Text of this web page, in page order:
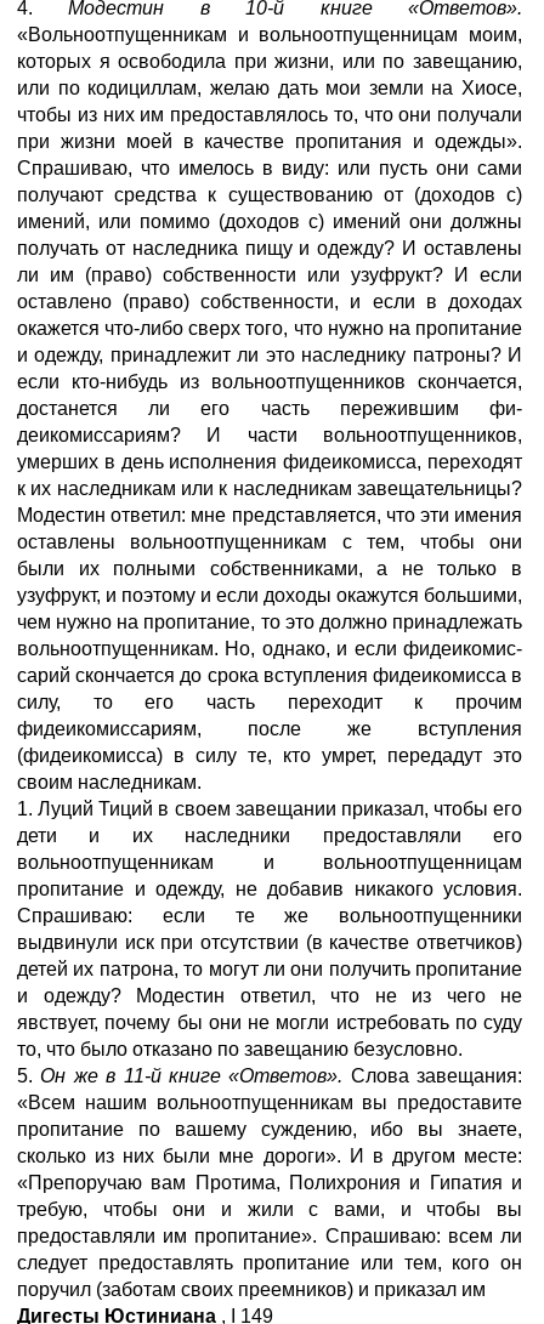
4.Модестин в 10-й книге «Ответов».
«Вольноотпущенникам и вольноотпущенницам моим,
которых я освободила при жизни, или по завещанию,
или по кодициллам, желаю дать мои земли на Хиосе,
чтобы из них им предоставлялось то, что они получали
при жизни моей в качестве пропитания и одежды».
Спрашиваю, что имелось в виду: или пусть они сами
получают средства к существованию от (доходов с)
имений, или помимо (доходов с) имений они должны
получать от наследника пищу и одежду? И оставлены
ли им (право) собственности или узуфрукт? И если
оставлено (право) собственности, и если в доходах
окажется что-либо сверх того, что нужно на пропитание
и одежду, принадлежит ли это наследнику патроны? И
если кто-нибудь из вольноотпущенников скончается,
достанется ли его часть пережившим фи-
деикомиссариям? И части вольноотпущенников,
умерших в день исполнения фидеикомисса, переходят
к их наследникам или к наследникам завещательницы?
Модестин ответил: мне представляется, что эти имения
оставлены вольноотпущенникам с тем, чтобы они
были их полными собственниками, а не только в
узуфрукт, и поэтому и если доходы окажутся большими,
чем нужно на пропитание, то это должно принадлежать
вольноотпущенникам. Но, однако, и если фидеикомис-
сарий скончается до срока вступления фидеикомисса в
силу, то его часть переходит к прочим
фидеикомиссариям, после же вступления
(фидеикомисса) в силу те, кто умрет, передадут это
своим наследникам.
1. Луций Тиций в своем завещании приказал, чтобы его
дети и их наследники предоставляли его
вольноотпущенникам и вольноотпущенницам
пропитание и одежду, не добавив никакого условия.
Спрашиваю: если те же вольноотпущенники
выдвинули иск при отсутствии (в качестве ответчиков)
детей их патрона, то могут ли они получить пропитание
и одежду? Модестин ответил, что не из чего не
явствует, почему бы они не могли истребовать по суду
то, что было отказано по завещанию безусловно.
5.Он же в 11-й книге «Ответов». Слова завещания:
«Всем нашим вольноотпущенникам вы предоставите
пропитание по вашему суждению, ибо вы знаете,
сколько из них были мне дороги». И в другом месте:
«Препоручаю вам Протима, Полихрония и Гипатия и
требую, чтобы они и жили с вами, и чтобы вы
предоставляли им пропитание». Спрашиваю: всем ли
следует предоставлять пропитание или тем, кого он
поручил (заботам своих преемников) и приказал им
Дигесты Юстиниана , 149